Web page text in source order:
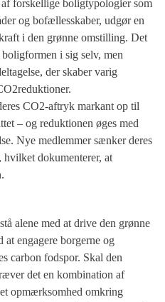
forskellige boligtypologier som
og bofællesskaber, udgør en
i den grønne omstilling. Det
i sig selv, men
der skaber varig
CO2-aftryk markant op til
– og reduktionen øges med
Nye medlemmer sænker deres
hvilket dokumenterer, at
alene med at drive den grønne
engagere borgerne og
carbon fodspor. Skal den
det en kombination af
opmærksomhed omkring